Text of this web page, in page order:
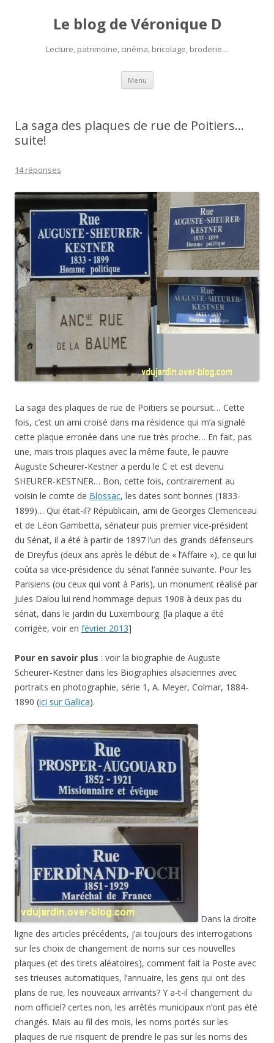
Le blog de Véronique D
Lecture, patrimoine, cinéma, bricolage, broderie…
Menu Aller
contenu
La saga des plaques de rue de Poitiers…
suite!
14 réponses
La saga des plaques de rue de Poitiers se poursuit… Cette
fois, c’est un ami croisé dans ma résidence qui m’a signalé
cette plaque erronée dans une rue très proche… En fait, pas
une, mais trois plaques avec la même faute, le pauvre
Auguste Scheurer-Kestner a perdu le C et est devenu
SHEURER-KESTNER… Bon, cette fois, contrairement au
voisin le comte de Blossac, les dates sont bonnes (1833-
1899)… Qui était-il? Républicain, ami de Georges Clemenceau
et de Léon Gambetta, sénateur puis premier vice-président
du Sénat, il a été à partir de 1897 l’un des grands défenseurs
de Dreyfus (deux ans après le début de « l’Affaire »), ce qui lui
coûta sa vice-présidence du sénat l’année suivante. Pour les
Parisiens (ou ceux qui vont à Paris), un monument réalisé par
Jules Dalou lui rend hommage depuis 1908 à deux pas du
sénat, dans le jardin du Luxembourg. [la plaque a été
corrigée, voir en février 2013]
Pour en savoir plus : voir la biographie de Auguste
Scheurer-Kestner dans les Biographies alsaciennes avec
portraits en photographie, série 1, A. Meyer, Colmar, 1884-
1890 (ici sur Gallica).
Dans la droite
ligne des articles précédents, j’ai toujours des interrogations
sur les choix de changement de noms sur ces nouvelles
plaques (et des tirets aléatoires), comment fait la Poste avec
ses trieuses automatiques, l’annuaire, les gens qui ont des
plans de rue, les nouveaux arrivants? Y a-t-il changement du
nom officiel? certes non, les arrêtés municipaux n’ont pas été
changés. Mais au fil des mois, les noms portés sur les
plaques de rue risquent de prendre le pas sur les noms des